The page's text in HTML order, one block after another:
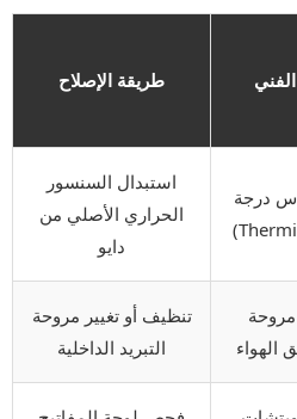
طريقة الإصلاح
درجة
استبدال السنسور
الحراري الأصلي من
دايو
الهواء
تنظيف أو تغيير مروحة
التبريد الداخلية